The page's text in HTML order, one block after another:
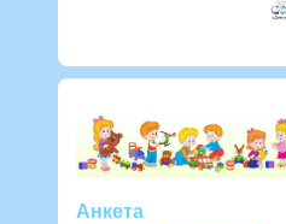
Анкета